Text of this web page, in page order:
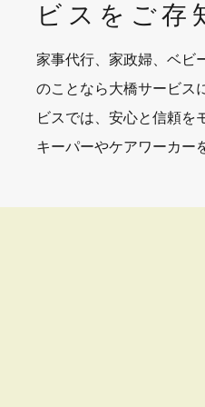
ビスを ご存
家事代行、家政婦、ベビ
のことなら大橋サービス
ビスでは、安心と信頼を
キーパーやケアワーカー